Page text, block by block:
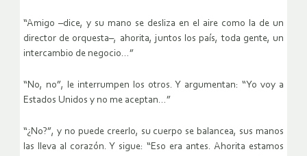
“Amigo –dice, y su mano se desliza en el aire como la de un
director de orquesta–, ahorita, juntos los país, toda gente, un
intercambio de negocio…”
“No, no”, le interrumpen los otros. Y argumentan: “Yo voy a
Estados Unidos y no me aceptan…”
“¿No?”, y no puede creerlo, su cuerpo se balancea, sus manos
las lleva al corazón. Y sigue: “Eso era antes. Ahorita estamos